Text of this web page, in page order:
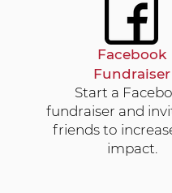
Facebook
Fundraiser
Start a
fundraiser and
friends to
impact.